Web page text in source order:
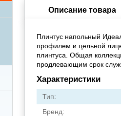
Описание товара
Плинтус напольный
профилем и цельной
плинтуса. Общая
продлевающим срок
Характеристики
Тип:
Бренд: